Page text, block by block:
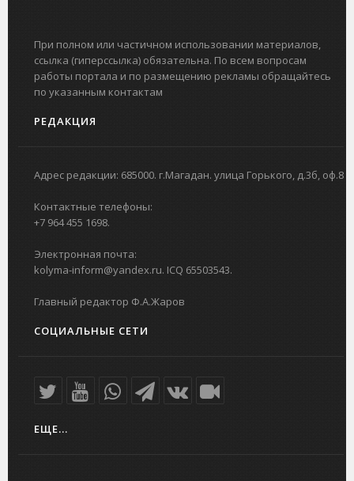
При полном или частичном использовании материалов,
ссылка (гиперссылка) обязательна. По всем вопросам
работы портала и по размещению рекламы обращайтесь
по указанным контактам
РЕДАКЦИЯ
Адрес редакции: 685000. г.Магадан. улица Горького, д.3б, оф.8
Контактные телефоны:
+7 964 455 1698.
Электронная почта:
kolyma-inform@yandex.ru. ICQ 65503543.
Главный редактор Ф.А.Жаров
СОЦИАЛЬНЫЕ СЕТИ
ЕЩЕ...